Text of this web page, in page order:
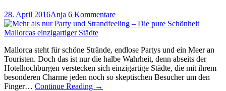
28. April 2016Anja 6 Kommentare
Mallorca steht für schöne Strände, endlose Partys und ein Meer an
Touristen. Doch das ist nur die halbe Wahrheit, denn abseits der
Hotelhochburgen verstecken sich einzigartige Städte, die mit ihrem
besonderen Charme jeden noch so skeptischen Besucher um den
Finger… Continue Reading →